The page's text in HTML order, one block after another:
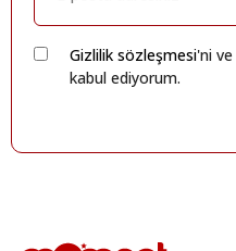
Gizlilik sözleşmesi'ni ve
kabul ediyorum.